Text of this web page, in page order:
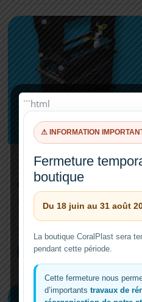
Filtration automatique
CP-20 / CP-20FLOW
Filtre à rouleau automatique avec
installations récifales à fort débit.
189,99 €
```html
⚠ INFORMATION
Fermeture
boutique
Du 18 juin au 31 août
La boutique CoralPlast sera
pendant cette période.
Cette fermeture nous
d’importants travaux de